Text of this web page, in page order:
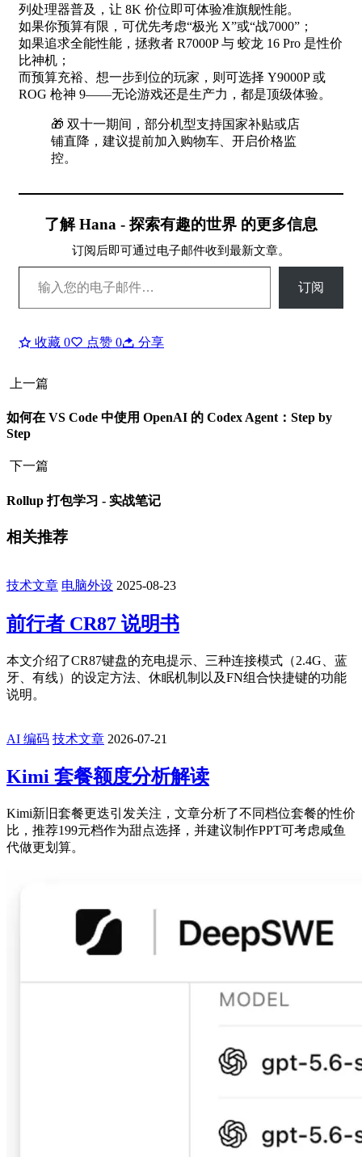
列处理器普及，让 8K 价位即可体验准旗舰性能。
如果你预算有限，可优先考虑“极光 X”或“战7000”；
如果追求全能性能，拯救者 R7000P 与 蛟龙 16 Pro 是性价
比神机；
而预算充裕、想一步到位的玩家，则可选择 Y9000P 或
ROG 枪神 9——无论游戏还是生产力，都是顶级体验。
🎁 双十一期间，部分机型支持国家补贴或店
铺直降，建议提前加入购物车、开启价格监
控。
了解 Hana - 探索有趣的世界 的更多信息
订阅后即可通过电子邮件收到最新文章。
输入您的电子邮件…
订阅
收藏 0 点赞 0 分享
上一篇
如何在 VS Code 中使用 OpenAI 的 Codex Agent：Step by
Step
下一篇
Rollup 打包学习 - 实战笔记
相关推荐
技术文章 电脑外设 2025-08-23
前行者 CR87 说明书
本文介绍了CR87键盘的充电提示、三种连接模式（2.4G、蓝
牙、有线）的设定方法、休眠机制以及FN组合快捷键的功能
说明。
AI 编码 技术文章 2026-07-21
Kimi 套餐额度分析解读
Kimi新旧套餐更迭引发关注，文章分析了不同档位套餐的性价
比，推荐199元档作为甜点选择，并建议制作PPT可考虑咸鱼
代做更划算。